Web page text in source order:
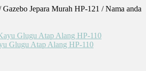
Jepara Murah HP-121 / Nama anda
Glugu Atap Alang HP-110